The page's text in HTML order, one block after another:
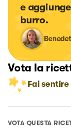
e
burro.
Vota la
Fai
VOTA QUESTA